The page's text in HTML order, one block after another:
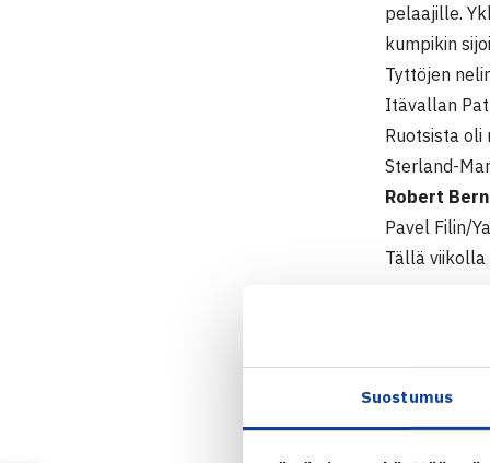
Suostumus
pelaajille.
kumpikin
Tyttöjen
Itävallan
Ruotsista
Sterland-
Robert
Pavel Filin/
Tällä viikolla
Poikien